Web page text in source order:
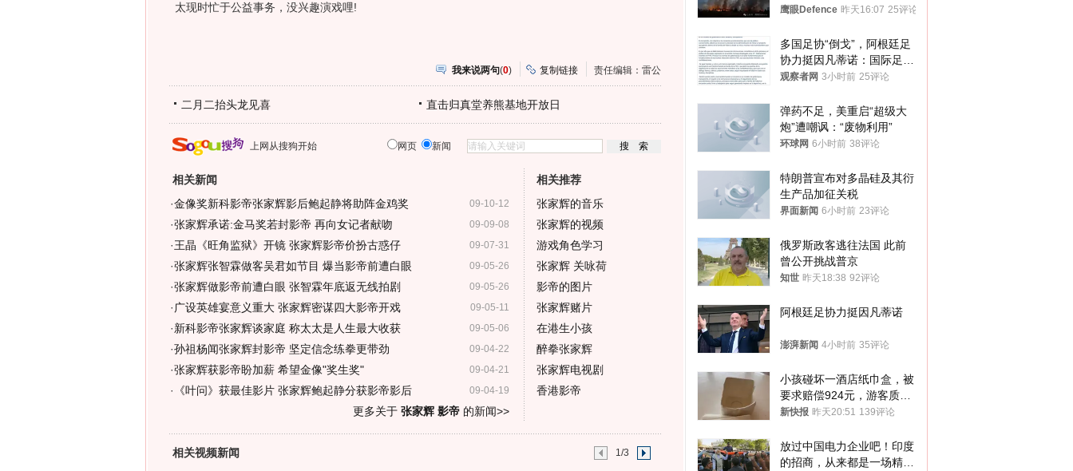
太现时忙于公益事务，没兴趣演戏哩!
我来说两句(0) 复制链接 责任编辑：雷公
二月二抬头龙见喜 直击归真堂养熊基地开放日
上网从搜狗开始 网页 新闻
相关新闻
09-10-12
·金像奖新科影帝张家辉影后鲍起静将助阵金鸡奖
09-09-08
·张家辉承诺:金马奖若封影帝 再向女记者献吻
09-07-31
·王晶《旺角监狱》开镜 张家辉影帝价扮古惑仔
09-05-26
·张家辉张智霖做客吴君如节目 爆当影帝前遭白眼
09-05-26
·张家辉做影帝前遭白眼 张智霖年底返无线拍剧
09-05-11
· 广设英雄宴意义重大 张家辉密谋四大影帝开戏
09-05-06
·新科影帝张家辉谈家庭 称太太是人生最大收获
09-04-22
·孙祖杨闻张家辉封影帝 坚定信念练拳更带劲
09-04-21
·张家辉获影帝盼加薪 希望金像"奖生奖"
09-04-19
· 《叶问》获最佳影片 张家辉鲍起静分获影帝影后
更多关于 张家辉 影帝的新闻>>
相关推荐
张家辉的音乐
张家辉的视频
游戏角色学习
张家辉 关咏荷
影帝的图片
张家辉赌片
在港生小孩
醉拳张家辉
张家辉电视剧
香港影帝
相关视频新闻 1/3
射车都是合法打击目标
鹰眼Defence 昨天16:07 25评论
多国足协“倒戈”，阿根廷足
协力挺因凡蒂诺：国际足联
今后应继续在其领导下前行
观察者网 3小时前 25评论
弹药不足，美重启“超级大
炮”遭嘲讽：“废物利用”
环球网 6小时前 38评论
特朗普宣布对多晶硅及其衍
生产品加征关税
界面新闻 6小时前 23评论
俄罗斯政客逃往法国 此前
曾公开挑战普京
知世 昨天18:38 92评论
阿根廷足协力挺因凡蒂诺
澎湃新闻 4小时前 35评论
小孩碰坏一酒店纸巾盒，被
要求赔偿924元，游客质疑
酒店房客物品超高标价，市
新快报 昨天20:51 139评论
放过中国电力企业吧！印度
的招商，从来都是一场精准